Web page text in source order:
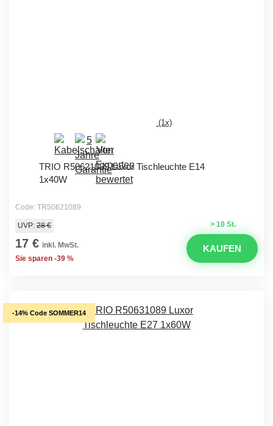
(1x)
TRIO R50621089 Luxor Tischleuchte E14
1x40W
Code: TR50621089
> 10 St.
UVP: 28 €
17 € inkl. MwSt.
Sie sparen -39 %
KAUFEN
-14% Code SOMMER14